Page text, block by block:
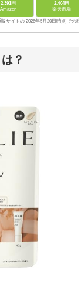
2,391円
Amazon
2,404円
楽天市場
サイトの 2026年5月20日時点 での税
？